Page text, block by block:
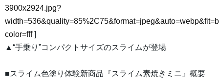
3900x2924.jpg?
color=fff]
▲“手乗り”コンパクトサイズのスライムが登場
■スライム色塗り体験新商品『スライム素焼きミニ』概要